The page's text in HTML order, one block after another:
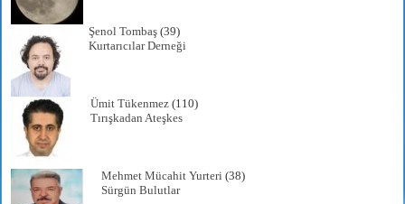
Şenol Tombaş (39)
Kurtarıcılar Derneği
Ümit Tükenmez (110)
Tırışkadan Ateşkes
Mehmet Mücahit Yurteri (38)
Sürgün Bulutlar